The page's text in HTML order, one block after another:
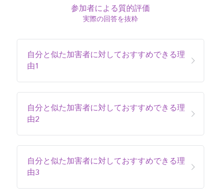
参加者による質的評価
実際の回答を抜粋
自分と似た加害者に対しておすすめできる理
由1
自分と似た加害者に対しておすすめできる理
由2
自分と似た加害者に対しておすすめできる理
由3